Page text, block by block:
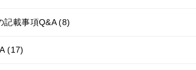
記載事項Q&A (8)
(17)